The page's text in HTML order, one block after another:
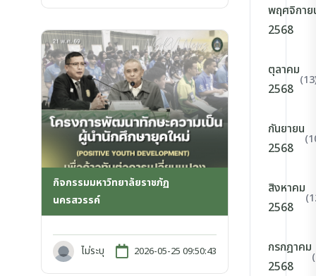
กิจกรรมมหาวิทยาลัยราชภัฏ
นครสวรรค์
ไม่ระบุ 2026-05-25 09:50:43
พฤศจิกาย
2568
ตุลาคม
2568
กันยายน
2568
สิงหาคม
2568
กรกฎาคม
2568